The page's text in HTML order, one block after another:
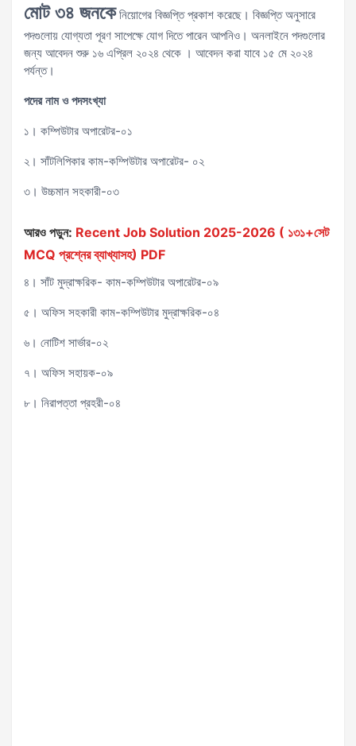
মোট ৩৪ জনকেনিয়োগের বিজ্ঞপ্তি প্রকাশ করেছে। বিজ্ঞপ্তি অনুসারে
পদগুলোয় যোগ্যতা পূরণ সাপেক্ষে যোগ দিতে পারেন আপনিও। অনলাইনে পদগুলোর
জন্য আবেদন শুরু ১৬ এপ্রিল ২০২৪ থেকে । আবেদন করা যাবে ১৫ মে ২০২৪
পর্যন্ত।
পদের নাম ও পদসংখ্যা
১। কম্পিউটার অপারেটর-০১
২। সাঁটলিপিকার কাম-কম্পিউটার অপারেটর- ০২
৩। উচ্চমান সহকারী-০৩
আরও পড়ুন: Recent Job Solution 2025-2026 ( ১৩১+সেট
MCQ প্রশ্নের ব্যাখ্যাসহ) PDF
৪। সাঁট মুদ্রাক্ষরিক- কাম-কম্পিউটার অপারেটর-০৯
৫। অফিস সহকারী কাম-কম্পিউটার মুদ্রাক্ষরিক-০৪
৬। নোটিশ সার্ভার-০২
৭। অফিস সহায়ক-০৯
৮। নিরাপত্তা প্রহরী-০৪